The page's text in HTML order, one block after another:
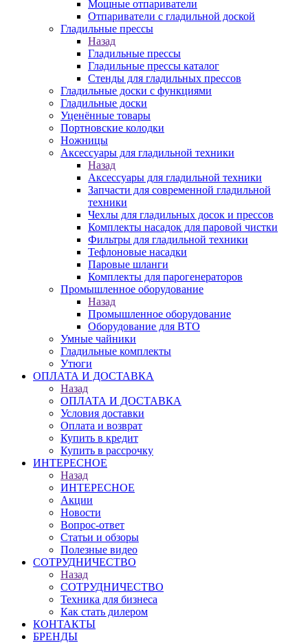
Мощные отпариватели
Отпариватели с гладильной доской
Гладильные прессы
Назад
Гладильные прессы
Гладильные прессы каталог
Стенды для гладильных прессов
Гладильные доски с функциями
Гладильные доски
Уценённые товары
Портновские колодки
Ножницы
Аксессуары для гладильной техники
Назад
Аксессуары для гладильной техники
Запчасти для современной гладильной
техники
Чехлы для гладильных досок и прессов
Комплекты насадок для паровой чистки
Фильтры для гладильной техники
Тефлоновые насадки
Паровые шланги
Комплекты для парогенераторов
Промышленное оборудование
Назад
Промышленное оборудование
Оборудование для ВТО
Умные чайники
Гладильные комплекты
Утюги
ОПЛАТА И ДОСТАВКА
Назад
ОПЛАТА И ДОСТАВКА
Условия доставки
Оплата и возврат
Купить в кредит
Купить в рассрочку
ИНТЕРЕСНОЕ
Назад
ИНТЕРЕСНОЕ
Акции
Новости
Вопрос-ответ
Статьи и обзоры
Полезные видео
СОТРУДНИЧЕСТВО
Назад
СОТРУДНИЧЕСТВО
Техника для бизнеса
Как стать дилером
КОНТАКТЫ
БРЕНДЫ